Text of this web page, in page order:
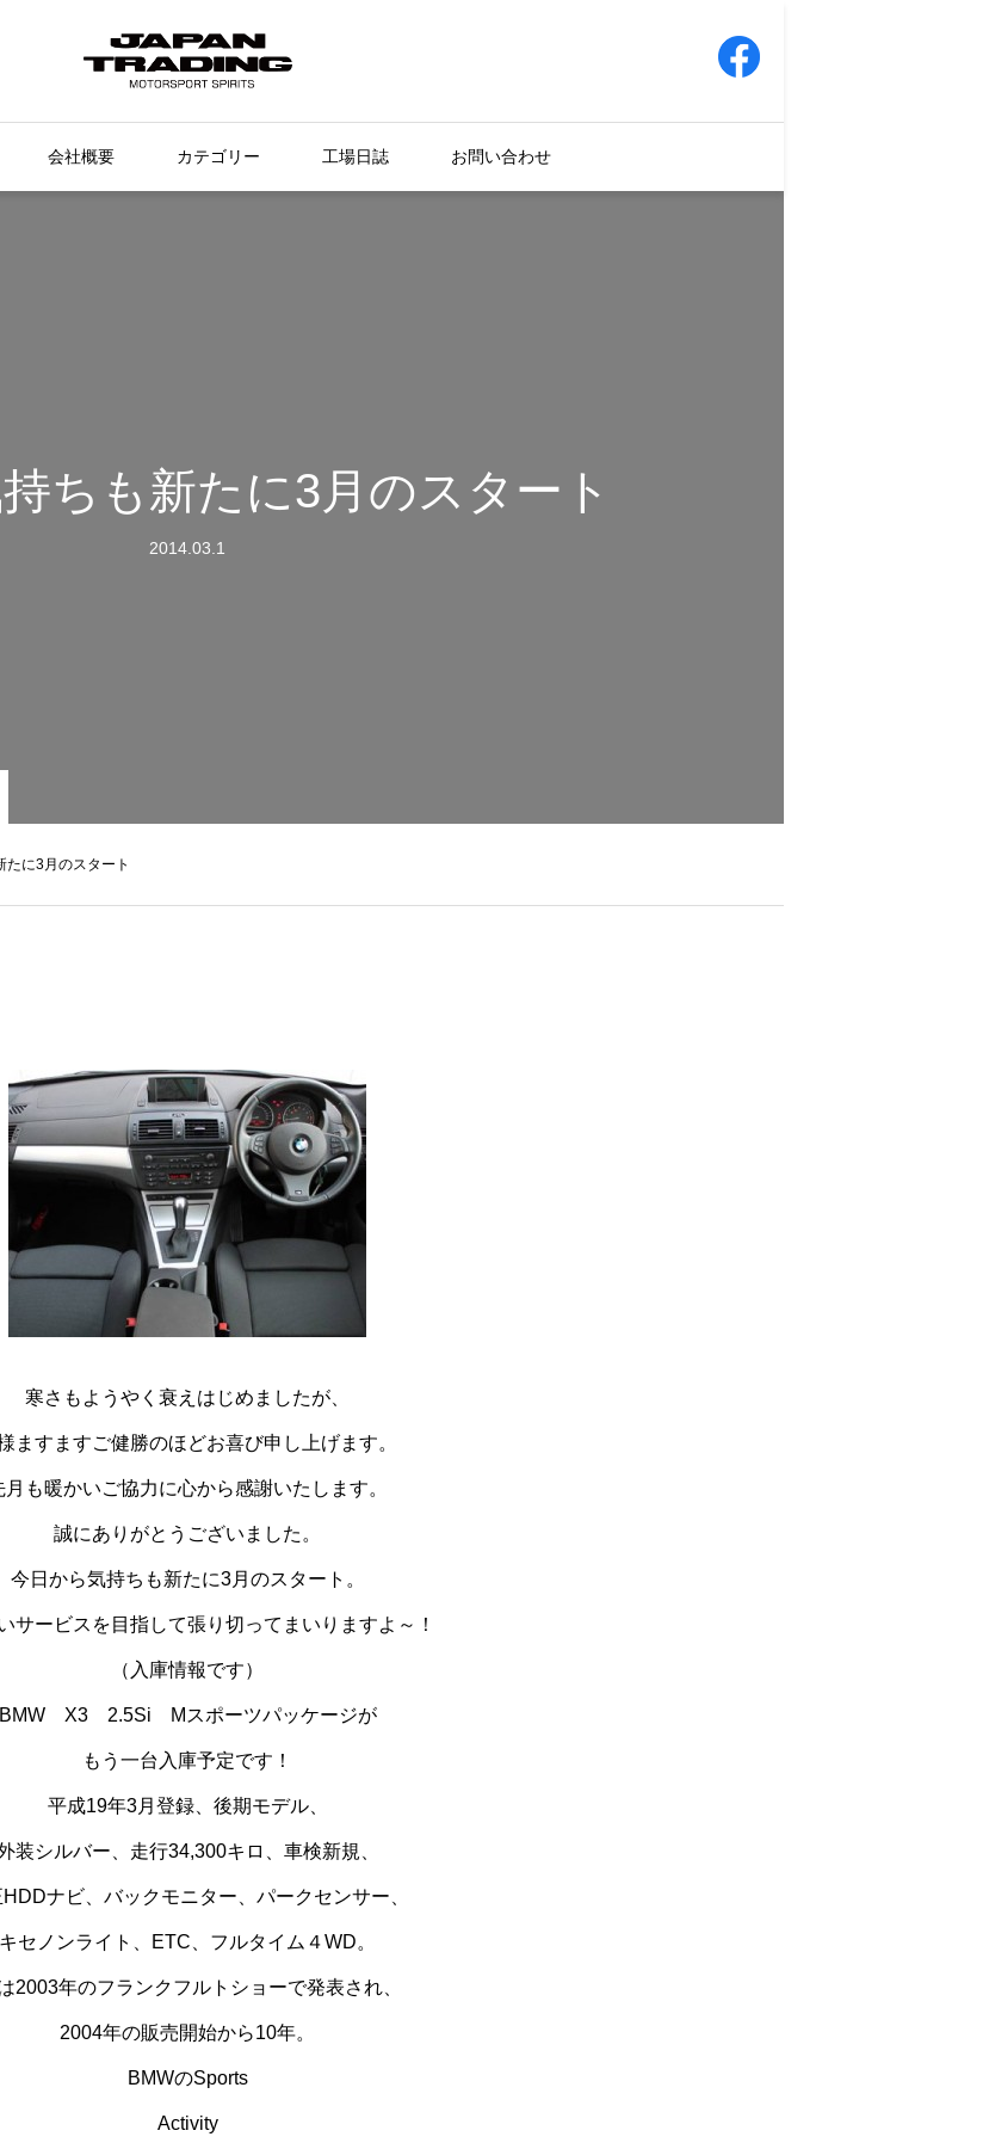
会社概要 カテゴリー 工場日誌 お問い合わせ
ちも新たに3月のスタート
2014.03.1
たに3月のスタート
寒さもようやく衰えはじめましたが、
ますますご健勝のほどお喜び申し上げます。
月も暖かいご協力に心から感謝いたします。
誠にありがとうございました。
今日から気持ちも新たに3月のスタート。
サービスを目指して張り切ってまいりますよ～！
（入庫情報です）
BMW X3 2.5Si Mスポーツパッケージが
もう一台入庫予定です！
平成19年3月登録、後期モデル、
装シルバー、走行34,300キロ、車検新規、
ナビ、バックモニター、パークセンサー、
キセノンライト、ETC、フルタイム４WD。
2003年のフランクフルトショーで発表され、
2004年の販売開始から10年。
BMWのSports
Activity